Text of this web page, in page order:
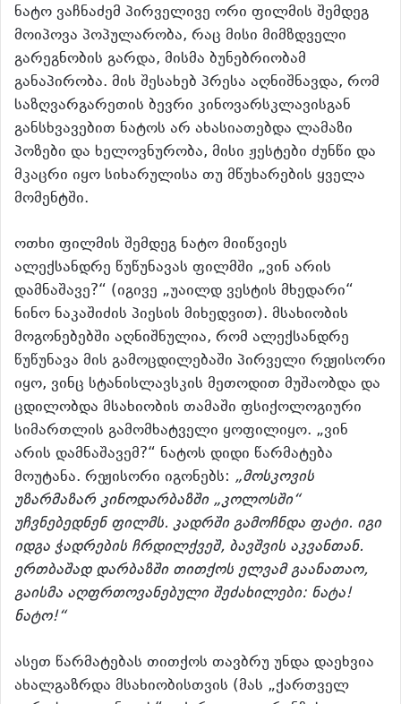
ნატო ვაჩნაძემ პირველივე ორი ფილმის შემდეგ
მოიპოვა პოპულარობა, რაც მისი მიმზდველი
გარეგნობის გარდა, მისმა ბუნებრიობამ
განაპირობა. მის შესახებ პრესა აღნიშნავდა, რომ
საზღვარგარეთის ბევრი კინოვარსკლავისგან
განსხვავებით ნატოს არ ახასიათებდა ლამაზი
პოზები და ხელოვნურობა, მისი ჟესტები ძუნწი და
მკაცრი იყო სიხარულისა თუ მწუხარების ყველა
მომენტში.
ოთხი ფილმის შემდეგ ნატო მიიწვიეს
ალექსანდრე წუწუნავას ფილმში „ვინ არის
დამნაშავე?“ (იგივე „უაილდ ვესტის მხედარი“
ნინო ნაკაშიძის პიესის მიხედვით). მსახიობის
მოგონებებში აღნიშნულია, რომ ალექსანდრე
წუწუნავა მის გამოცდილებაში პირველი რეჟისორი
იყო, ვინც სტანისლავსკის მეთოდით მუშაობდა და
ცდილობდა მსახიობის თამაში ფსიქოლოგიური
სიმართლის გამომხატველი ყოფილიყო. „ვინ
არის დამნაშავემ?“ ნატოს დიდი წარმატება
მოუტანა. რეჟისორი იგონებს: „მოსკოვის
უზარმაზარ კინოდარბაზში „კოლოსში“
უჩვნებედნენ ფილმს. კადრში გამოჩნდა ფატი. იგი
იდგა ჭადრების ჩრდილქვეშ, ბავშვის აკვანთან.
ერთბაშად დარბაზში თითქოს ელვამ გაანათაო,
გაისმა აღფრთოვანებული შეძახილები: ნატა!
ნატო!“
ასეთ წარმატებას თითქოს თავბრუ უნდა დაეხვია
ახალგაზრდა მსახიობისთვის (მას „ქართველ